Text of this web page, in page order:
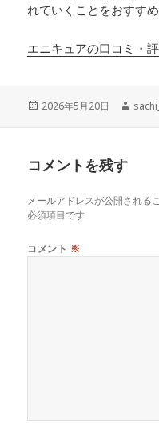
れていくことをおすすめ
エニキュアの口コミ・
投
2026年5月20日
作
コメントを残す
メールアドレスが公開される
必須項目です
コメント ※